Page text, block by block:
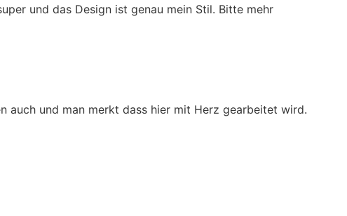
und das Design ist genau mein Stil. Bitte mehr
auch und man merkt dass hier mit Herz gearbeitet wird.